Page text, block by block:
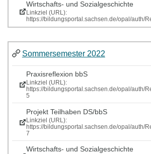
Wirtschafts- und Sozialgeschichte
Linkziel (URL):
https://bildungsportal.sachsen.de/opal/auth/
Sommersemester 2022
Praxisreflexion bbS
Linkziel (URL):
https://bildungsportal.sachsen.de/opal/auth/
5
Projekt Teilhaben DS/bbS
Linkziel (URL):
https://bildungsportal.sachsen.de/opal/auth/
7
Wirtschafts- und Sozialgeschichte